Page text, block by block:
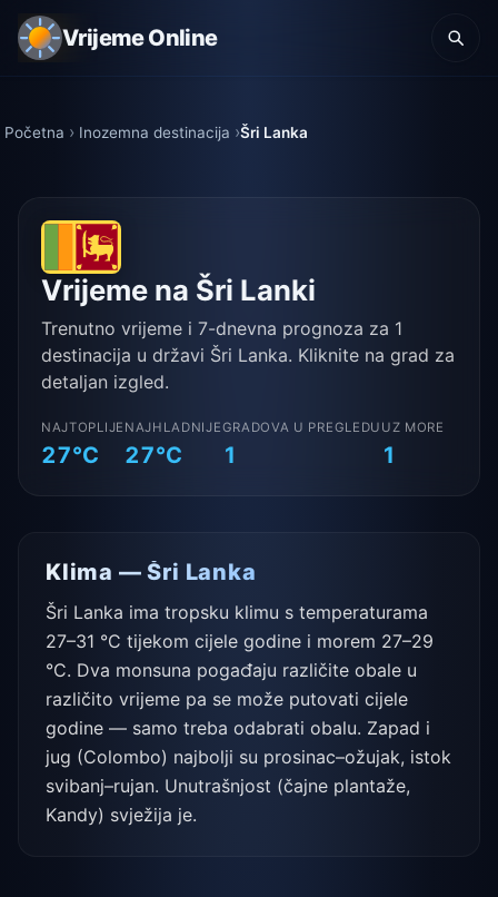
Vrijeme Online
Početna Inozemna destinacija Šri Lanka
Vrijeme na Šri Lanki
Trenutno vrijeme i 7-dnevna prognoza za 1
destinacija u državi Šri Lanka. Kliknite na grad za
detaljan izgled.
NAJTOPLIJE
27°C
NAJHLADNIJE
27°C
GRADOVA U PREGLEDU
1
UZ MORE
1
Klima — Šri Lanka
Šri Lanka ima tropsku klimu s temperaturama
27–31 °C tijekom cijele godine i morem 27–29
°C. Dva monsuna pogađaju različite obale u
različito vrijeme pa se može putovati cijele
godine — samo treba odabrati obalu. Zapad i
jug (Colombo) najbolji su prosinac–ožujak, istok
svibanj–rujan. Unutrašnjost (čajne plantaže,
Kandy) svježija je.